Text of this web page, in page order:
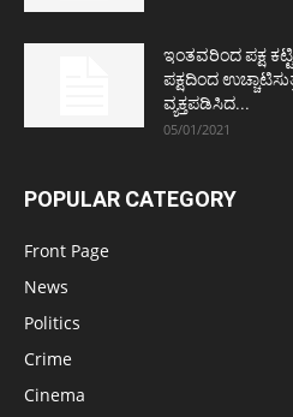
ಇಂತವರಿಂದ ಪಕ್ಷ
ಪಕ್ಷದಿಂದ
ವ್ಯಕ್ತಪಡಿಸಿದ...
05/01/2021
POPULAR CATEGORY
Front Page
News
Politics
Crime
Cinema